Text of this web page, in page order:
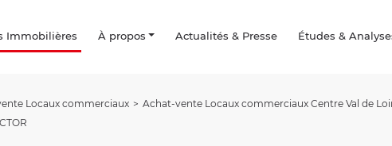
Immobilières À propos Actualités & Presse Études &
Locaux commerciaux
Achat-vente Locaux commerciaux Centre Val de